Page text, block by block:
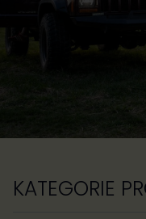
KATEGORIE